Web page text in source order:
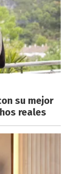
su mejor
reales